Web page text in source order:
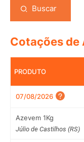
Buscar
Cotações de
PRODUTO
07/08/2026
Azevem 1Kg
Júlio de Castilhos (RS)